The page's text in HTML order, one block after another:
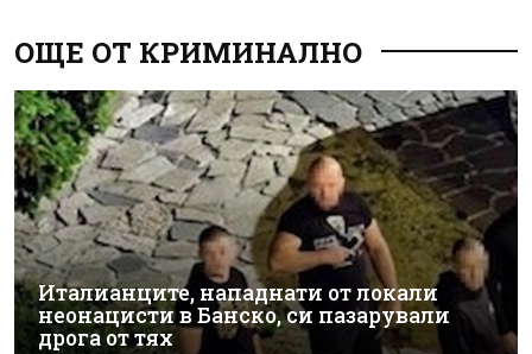
ОЩЕ ОТ КРИМИНАЛНО
Италианците, нападнати от локали
неонацисти в Банско, си пазарували
дрога от тях